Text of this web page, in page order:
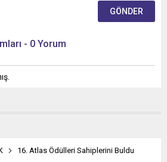
- 0 Yorum
16. Atlas Ödülleri Sahiplerini Buldu